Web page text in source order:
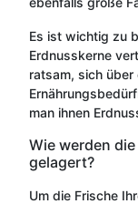
Es ist wichtig zu
Erdnusskerne
ratsam, sich
man ihnen
Wie werden
gelagert?
Um die Frische